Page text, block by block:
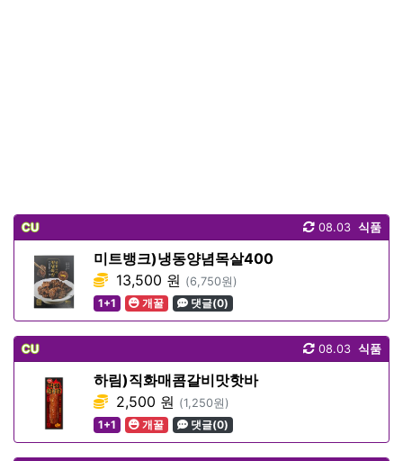
CU 식품
08.03
미트뱅크)냉동양념목살400
13,500 원 (6,750원)
1+1
개꿀 댓글(0)
CU 식품
08.03
하림)직화매콤갈비맛핫바
2,500 원 (1,250원)
1+1
개꿀 댓글(0)